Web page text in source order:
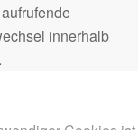
innerhalb